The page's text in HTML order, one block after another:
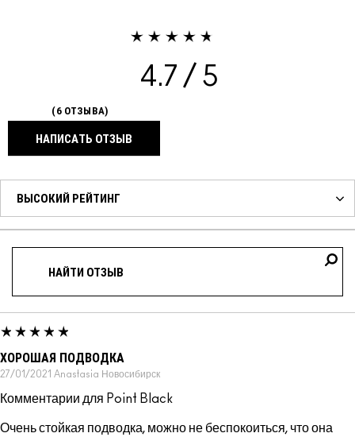
4.7
6 ОТЗЫВА
НАПИСАТЬ ОТЗЫВ
ХОРОШАЯ ПОДВОДКА
27/01/2021 Anastasia Новосибирск
Комментарии для Point Black
Очень стойкая подводка, можно не беспокоиться, что она